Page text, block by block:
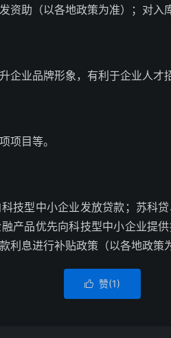
资助（以各地政策为准）；对入
企业品牌形象，有利于企业人才
项目等。
技型中小企业发放贷款；苏科
产品优先向科技型中小企业提
利息进行补贴政策（以各地政策
 赞(1)